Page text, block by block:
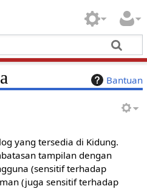
Bantuan
yang tersedia di Kidung.
tampilan dengan
(sensitif terhadap
(juga sensitif terhadap